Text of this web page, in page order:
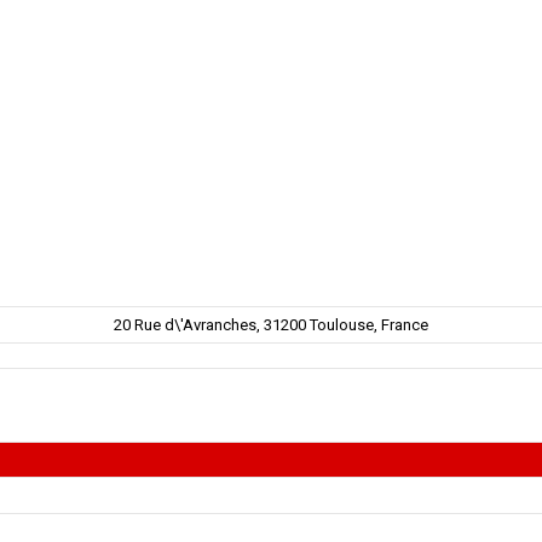
20 Rue d\'Avranches, 31200 Toulouse, France